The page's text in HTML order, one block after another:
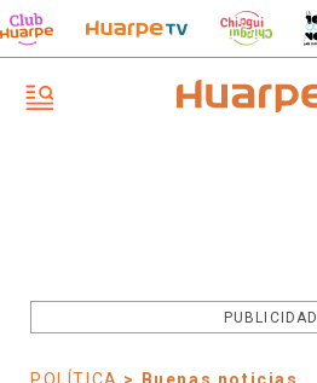
PUBLICIDAD